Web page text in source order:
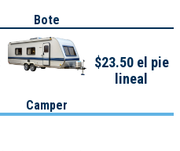
Bote
Camper
$23.50 el pie
lineal